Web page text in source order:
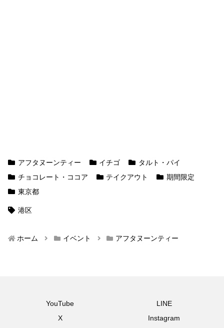
アフタヌーンティー イチゴ
タルト・パイ
チョコレート・ココア
テイクアウト
期間限定
東京都
港区
ホーム イベント アフタヌーンティー
YouTube
LINE
X
Instagram